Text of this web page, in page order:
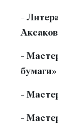
-
-
-
-